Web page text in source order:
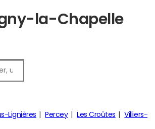
la-Chapelle
Lignières Percey Les Croûtes
Villiers-